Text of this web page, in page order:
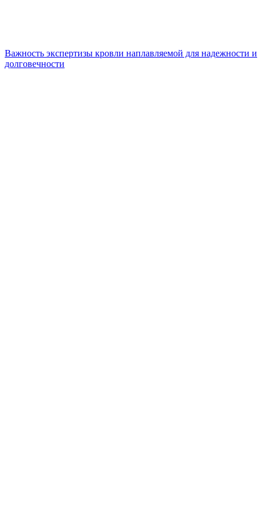
Важность экспертизы кровли наплавляемой для надежности и
долговечности